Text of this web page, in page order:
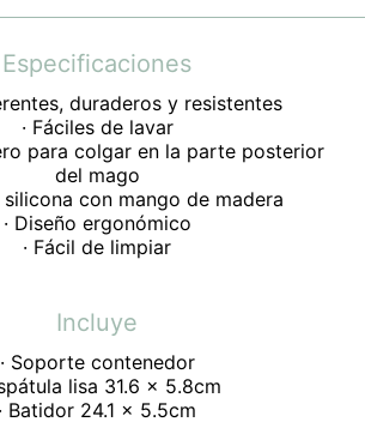
Especificaciones
duraderos y resistentes
· Fáciles de lavar
para colgar en la parte posterior
del mago
silicona con mango de madera
· Diseño ergonómico
· Fácil de limpiar
Incluye
· Soporte contenedor
lisa 31.6 x 5.8cm
· Batidor 24.1 x 5.5cm